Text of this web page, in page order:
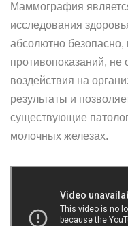
Маммография
исследования
абсолютно безопасно,
противопоказаний, не
воздействия на
результаты и
существующие
молочных железах.